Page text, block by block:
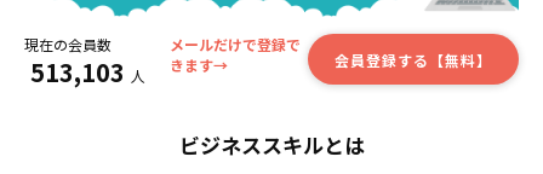
現在の会員数
513,103 人
メールだけで登録で
きます→
会員登録する【無料】
ビジネススキルとは